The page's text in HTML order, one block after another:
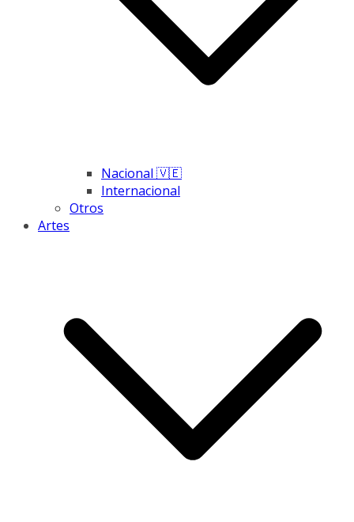
Nacional 🇻🇪
Internacional
Otros
Artes